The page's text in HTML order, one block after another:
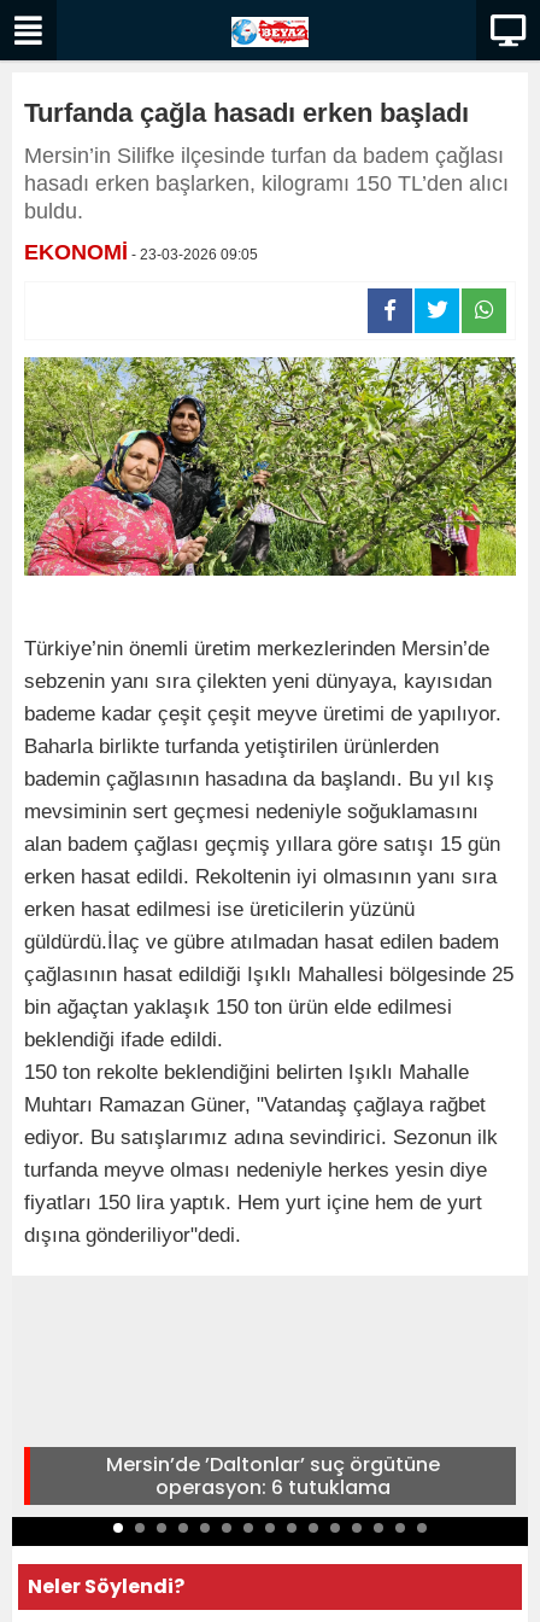
Turfanda çağla hasadı erken başladı
Mersin’in Silifke ilçesinde turfan da badem çağlası
hasadı erken başlarken, kilogramı 150 TL’den alıcı
buldu.
EKONOMİ - 23-03-2026 09:05
Türkiye’nin önemli üretim merkezlerinden Mersin’de
sebzenin yanı sıra çilekten yeni dünyaya, kayısıdan
bademe kadar çeşit çeşit meyve üretimi de yapılıyor.
Baharla birlikte turfanda yetiştirilen ürünlerden
bademin çağlasının hasadına da başlandı. Bu yıl kış
mevsiminin sert geçmesi nedeniyle soğuklamasını
alan badem çağlası geçmiş yıllara göre satışı 15 gün
erken hasat edildi. Rekoltenin iyi olmasının yanı sıra
erken hasat edilmesi ise üreticilerin yüzünü
güldürdü.İlaç ve gübre atılmadan hasat edilen badem
çağlasının hasat edildiği Işıklı Mahallesi bölgesinde 25
bin ağaçtan yaklaşık 150 ton ürün elde edilmesi
beklendiği ifade edildi.
150 ton rekolte beklendiğini belirten Işıklı Mahalle
Muhtarı Ramazan Güner, "Vatandaş çağlaya rağbet
ediyor. Bu satışlarımız adına sevindirici. Sezonun ilk
turfanda meyve olması nedeniyle herkes yesin diye
fiyatları 150 lira yaptık. Hem yurt içine hem de yurt
dışına gönderiliyor"dedi.
Mersin’de ’Daltonlar’ suç örgütüne
operasyon: 6 tutuklama
Neler Söylendi?